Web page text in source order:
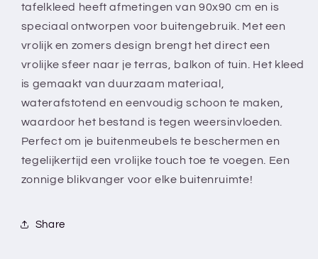
Zomers
tuintafelkleed
Zomers
tuintafelkleed
tafelkleed heeft afmetingen van 90x90 cm en is
speciaal ontworpen voor buitengebruik. Met een
vrolijk en zomers design brengt het direct een
vrolijke sfeer naar je terras, balkon of tuin. Het kleed
is gemaakt van duurzaam materiaal,
waterafstotend en eenvoudig schoon te maken,
waardoor het bestand is tegen weersinvloeden.
Perfect om je buitenmeubels te beschermen en
tegelijkertijd een vrolijke touch toe te voegen. Een
zonnige blikvanger voor elke buitenruimte!
Share